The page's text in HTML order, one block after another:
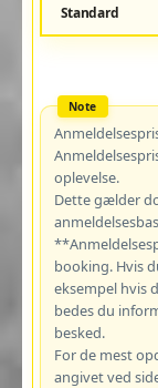
Standard
oplevelse.
Dette gælder
booking. Hvis
eksempel hvis
bedes du
besked.
For de mest
angivet ved